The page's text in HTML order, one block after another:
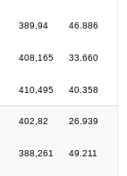
389,94
408,165
410,495
46.886
33.660
40.358
402,82
388,261
26.939
49.211